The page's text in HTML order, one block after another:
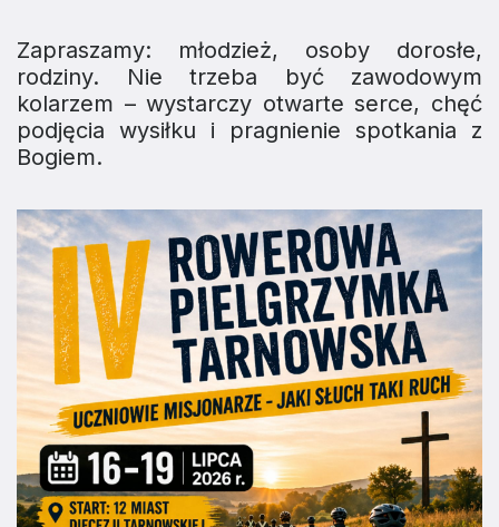
Zapraszamy: młodzież, osoby dorosłe,
rodziny. Nie trzeba być zawodowym
kolarzem – wystarczy otwarte serce, chęć
podjęcia wysiłku i pragnienie spotkania z
Bogiem.